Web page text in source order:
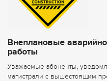
Внеплановые
работы
​Уважаемые абоненты,
магистрали с вышестоящим